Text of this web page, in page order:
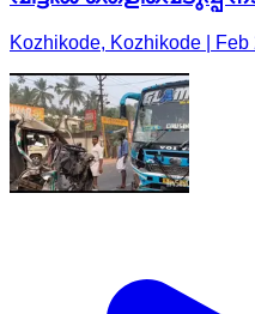
Kozhikode, Kozhikode | Feb